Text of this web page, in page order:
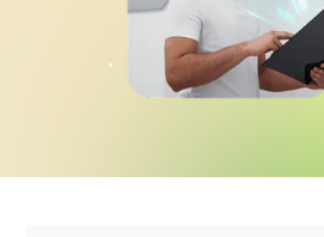
资质认证